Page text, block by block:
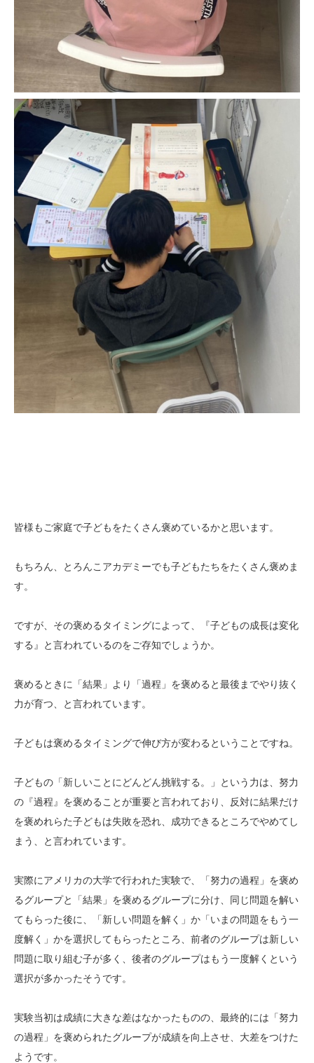
皆様もご家庭で子どもをたくさん褒めているかと思います。
もちろん、とろんこアカデミーでも子どもたちをたくさん褒めま
す。
ですが、その褒めるタイミングによって、『子どもの成長は変化
する』と言われているのをご存知でしょうか。
褒めるときに「結果」より「過程」を褒めると最後までやり抜く
力が育つ、と言われています。
子どもは褒めるタイミングで伸び方が変わるということですね。
子どもの「新しいことにどんどん挑戦する。」という力は、努力
の『過程』を褒めることが重要と言われており、反対に結果だけ
を褒めれらた子どもは失敗を恐れ、成功できるところでやめてし
まう、と言われています。
実際にアメリカの大学で行われた実験で、「努力の過程」を褒め
るグループと「結果」を褒めるグループに分け、同じ問題を解い
てもらった後に、「新しい問題を解く」か「いまの問題をもう一
度解く」かを選択してもらったところ、前者のグループは新しい
問題に取り組む子が多く、後者のグループはもう一度解くという
選択が多かったそうです。
実験当初は成績に大きな差はなかったものの、最終的には「努力
の過程」を褒められたグループが成績を向上させ、大差をつけた
ようです。